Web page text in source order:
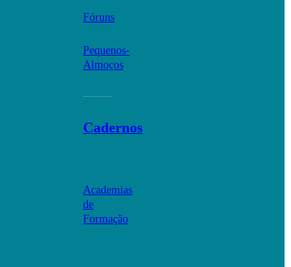
Fóruns
Pequenos-
Almoços
Cadernos
Academias
de
Formação